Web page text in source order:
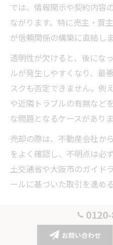
では、情報開示や契約内容
ながります。特に売主・買
が信頼関係の構築に直結しま
透明性が欠けると、後にな
ルが発生しやすくなり、最
スクも否定できません。例
や近隣トラブルの有無など
な問題となるケースがありま
売却の際は、不動産会社か
をよく確認し、不明点は必
土交通省や大阪市のガイド
ールに基づいた取引を進め
囲い込み防止策と不動産
囲い込みとは、不動産会社
お問い合わせ